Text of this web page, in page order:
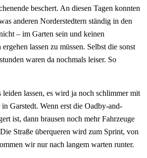
beschert. An diesen Tagen konnten
anderen Norderstedtern ständig in den
– im Garten sein und keinen
lassen zu müssen. Selbst die sonst
waren da nochmals leiser. So
lassen, es wird ja noch schlimmer mit
Garstedt. Wenn erst die Oadby-and-
ist, dann brausen noch mehr Fahrzeuge
Straße überqueren wird zum Sprint, von
wir nur nach langem warten runter.